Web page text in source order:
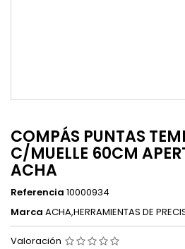
COMPÁS PUNTAS
C/MUELLE 60CM
ACHA
Referencia 10000934
Marca ACHA,HERRAMIENTAS DE
Valoración